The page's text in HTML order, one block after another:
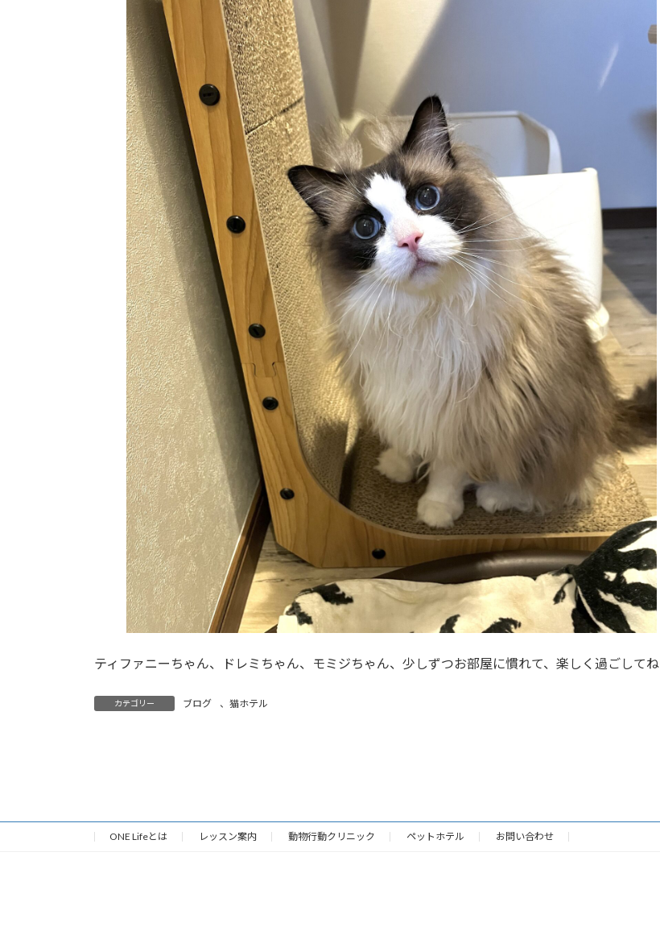
ティファニーちゃん、ドレミちゃん、モミジちゃん、少しずつお部屋に慣れて、楽しく過ごしてね
カテゴリー ブログ 、 猫ホテル
ONE Lifeとは レッスン案内 動物行動クリニック ペットホテル お問い合わせ